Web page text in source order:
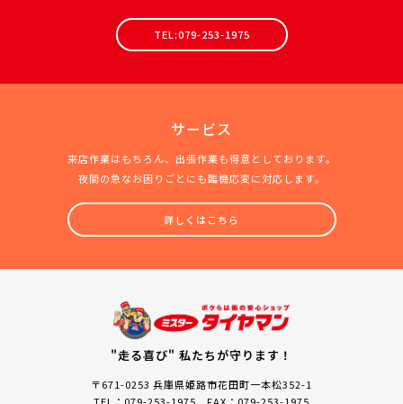
TEL:079-253-1975
サービス
来店作業はもちろん、出張作業も得意としております。
夜間の急なお困りごとにも臨機応変に対応します。
詳しくはこちら
"走る喜び" 私たちが守ります！
〒671-0253 兵庫県姫路市花田町一本松352-1